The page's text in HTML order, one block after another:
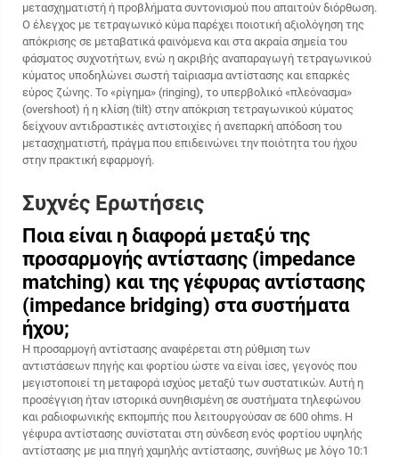
μετασχηματιστή ή προβλήματα συντονισμού που απαιτούν διόρθωση.
Ο έλεγχος με τετραγωνικό κύμα παρέχει ποιοτική αξιολόγηση της
απόκρισης σε μεταβατικά φαινόμενα και στα ακραία σημεία του
φάσματος συχνοτήτων, ενώ η ακριβής αναπαραγωγή τετραγωνικού
κύματος υποδηλώνει σωστή ταίριασμα αντίστασης και επαρκές
εύρος ζώνης. Το «ρίγημα» (ringing), το υπερβολικό «πλεόνασμα»
(overshoot) ή η κλίση (tilt) στην απόκριση τετραγωνικού κύματος
δείχνουν αντιδραστικές αντιστοιχίες ή ανεπαρκή απόδοση του
μετασχηματιστή, πράγμα που επιδεινώνει την ποιότητα του ήχου
στην πρακτική εφαρμογή.
Συχνές Ερωτήσεις
Ποια είναι η διαφορά μεταξύ της
προσαρμογής αντίστασης (impedance
matching) και της γέφυρας αντίστασης
(impedance bridging) στα συστήματα
ήχου;
Η προσαρμογή αντίστασης αναφέρεται στη ρύθμιση των
αντιστάσεων πηγής και φορτίου ώστε να είναι ίσες, γεγονός που
μεγιστοποιεί τη μεταφορά ισχύος μεταξύ των συστατικών. Αυτή η
προσέγγιση ήταν ιστορικά συνηθισμένη σε συστήματα τηλεφώνου
και ραδιοφωνικής εκπομπής που λειτουργούσαν σε 600 ohms. Η
γέφυρα αντίστασης συνίσταται στη σύνδεση ενός φορτίου υψηλής
αντίστασης με μια πηγή χαμηλής αντίστασης, συνήθως με λόγο 10:1